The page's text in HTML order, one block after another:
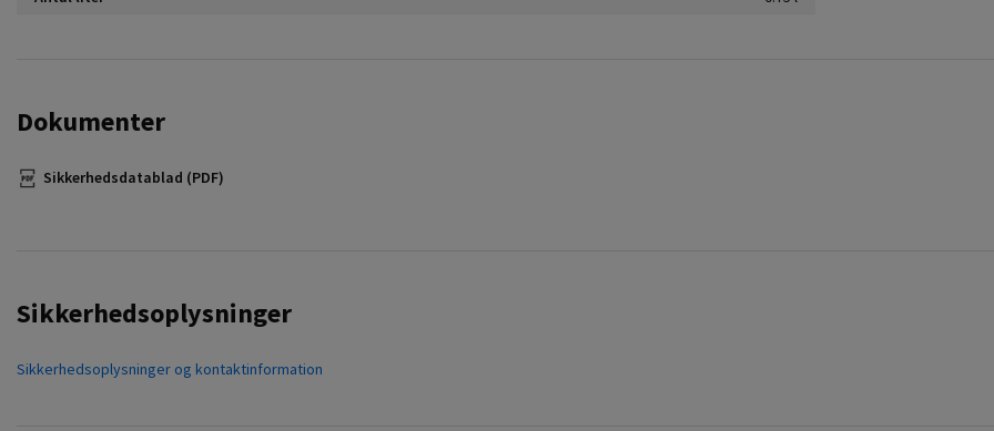
Dokumenter
Sikkerhedsdatablad (PDF)
Sikkerhedsoplysninger
Sikkerhedsoplysninger og kontaktinformation